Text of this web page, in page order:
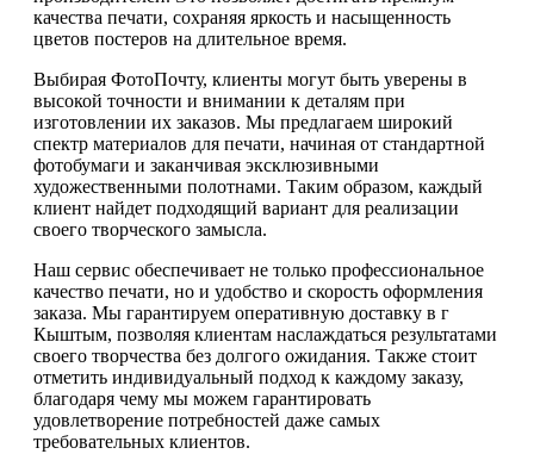
качества печати, сохраняя яркость и насыщенность
цветов постеров на длительное время.
Выбирая ФотоПочту, клиенты могут быть уверены в
высокой точности и внимании к деталям при
изготовлении их заказов. Мы предлагаем широкий
спектр материалов для печати, начиная от стандартной
фотобумаги и заканчивая эксклюзивными
художественными полотнами. Таким образом, каждый
клиент найдет подходящий вариант для реализации
своего творческого замысла.
Наш сервис обеспечивает не только профессиональное
качество печати, но и удобство и скорость оформления
заказа. Мы гарантируем оперативную доставку в г
Кыштым, позволяя клиентам наслаждаться результатами
своего творчества без долгого ожидания. Также стоит
отметить индивидуальный подход к каждому заказу,
благодаря чему мы можем гарантировать
удовлетворение потребностей даже самых
требовательных клиентов.